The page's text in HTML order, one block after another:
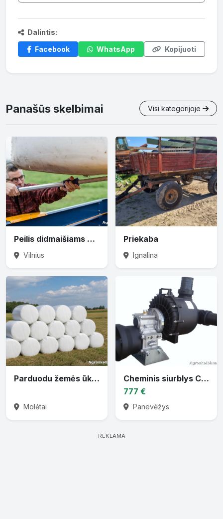
Dalintis:
Facebook
WhatsApp Kopijuoti
Panašūs skelbimai Visi kategorijoje
Peilis didmaišiams prapjauti
Vilnius
Priekaba
Ignalina
Parduodu žemės ūkio techniką
Molėtai
Cheminis siurblys CTP-30 varomas traktoriaus darbiniu velenu
777 €
Panevėžys
REKLAMA